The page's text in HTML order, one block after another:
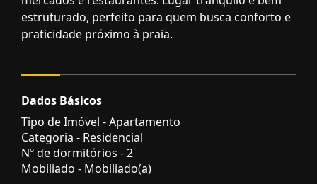
estruturado, perfeito para quem busca conforto e
praticidade próximo à praia.
Dados Básicos
Tipo de Imóvel - Apartamento
Categoria - Residencial
Nº de dormitórios - 2
Mobiliado - Mobiliado(a)